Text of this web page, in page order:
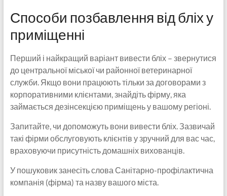
Способи позбавлення від бліх у
приміщенні
Перший і найкращий варіант вивести бліх – звернутися
до центральної міської чи районної ветеринарної
служби. Якщо вони працюють тільки за договорами з
корпоративними клієнтами, знайдіть фірму, яка
займається дезінсекцією приміщень у вашому регіоні.
Запитайте, чи допоможуть вони вивести бліх. Зазвичай
такі фірми обслуговують клієнтів у зручний для вас час,
враховуючи присутність домашніх вихованців.
У пошуковик занесіть слова Санітарно-профілактична
компанія (фірма) та назву вашого міста.